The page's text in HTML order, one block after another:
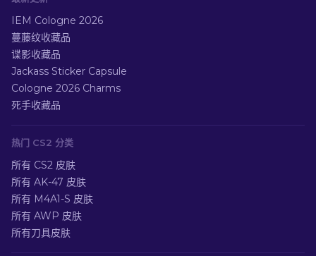
IEM Cologne 2026
蔓藤纹收藏品
谍影收藏品
Jackass Sticker Capsule
Cologne 2026 Charms
死手收藏品
热门 CS2 分类
所有 CS2 皮肤
所有 AK-47 皮肤
所有 M4A1-S 皮肤
所有 AWP 皮肤
所有刀具皮肤